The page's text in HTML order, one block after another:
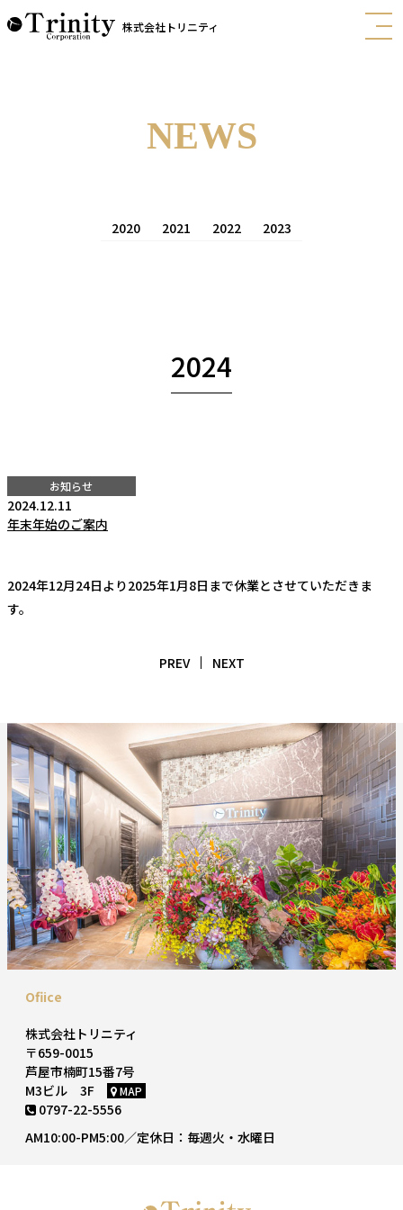
株式会社トリニティ
NEWS
2020 2021 2022 2023
2024
お知らせ
2024.12.11
年末年始のご案内
2024年12月24日より2025年1月8日まで休業とさせていただきま
す。
PREV NEXT
Ofiice
株式会社トリニティ
〒659-0015
芦屋市楠町15番7号
M3ビル 3F
MAP
0797-22-5556
AM10:00-PM5:00／定休日：毎週火・水曜日